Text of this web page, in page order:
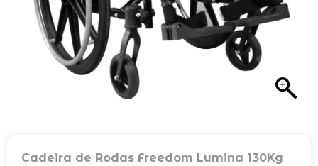
Cadeira de Rodas Freedom Lumina 130Kg